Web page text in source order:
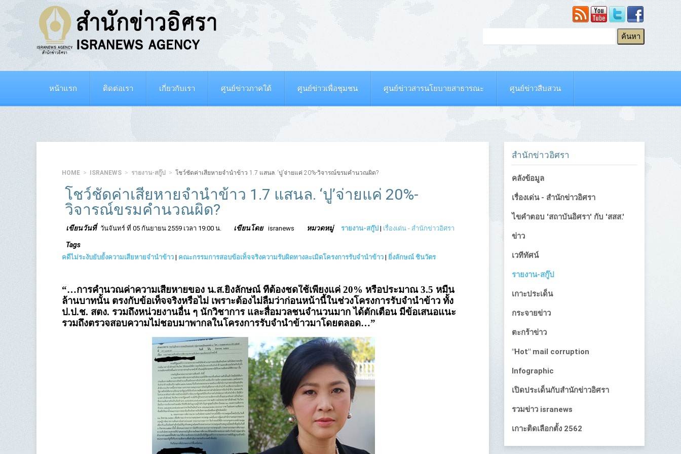
หน้าแรก ติดต่อเรา เกี่ยวกับเรา ศูนย์ข่าวภาคใต้ ศูนย์ข่าวเพื่อชุมชน ศูนย์ข่าวสารนโยบายสาธารณะ ศูนย์ข่าวสืบสวน
HOME ISRANEWS รายงาน-สกู๊ป โชว์ชัดค่าเสียหายจำนำข้าว 1.7 แสนล. ‘ปู’จ่ายแค่ 20%-วิจารณ์ขรมคำนวณผิด?
โชว์ชัดค่าเสียหายจำนำข้าว 1.7 แสนล. ‘ปู’จ่ายแค่ 20%-
วิจารณ์ขรมคำนวณผิด?
เขียนวันที่ วันจันทร์ ที่ 05 กันยายน 2559 เวลา 19:00 น. เขียนโดย isranews หมวดหมู่ รายงาน-สกู๊ป | เรื่องเด่น - สำนักข่าวอิศรา
Tags
คดีไม่ระงับยับยั้งความเสียหายจำนำข้าว | คณะกรรมการสอบข้อเท็จจริงความรับผิดทางละเมิดโครงการรับจำนำข้าว | ยิ่งลักษณ์ ชินวัตร
“…การคำนวณค่าความเสียหายของ น.ส.ยิ่งลักษณ์ ที่ต้องชดใช้เพียงแค่ 20% หรือประมาณ 3.5 หมื่น
ล้านบาทนั้น ตรงกับข้อเท็จจริงหรือไม่ เพราะต้องไม่ลืมว่าก่อนหน้านี้ในช่วงโครงการรับจำนำข้าว ทั้ง
ป.ป.ช. สตง. รวมถึงหน่วยงานอื่น ๆ นักวิชาการ และสื่อมวลชนจำนวนมาก ได้ตักเตือน มีข้อเสนอแนะ
รวมถึงตรวจสอบความไม่ชอบมาพากลในโครงการรับจำนำข้าวมาโดยตลอด…”
สำนักข่าวอิศรา
คลังข้อมูล
เรื่องเด่น - สำนักข่าวอิศรา
ไขคำตอบ 'สถาบันอิศรา' กับ 'สสส.'
ข่าว
เวทีทัศน์
รายงาน-สกู๊ป
เกาะประเด็น
กระจายข่าว
ตะกร้าข่าว
"Hot" mail corruption
Infographic
เปิดประเด็นกับสำนักข่าวอิศรา
รวมข่าว isranews
เกาะติดเลือกตั้ง 2562